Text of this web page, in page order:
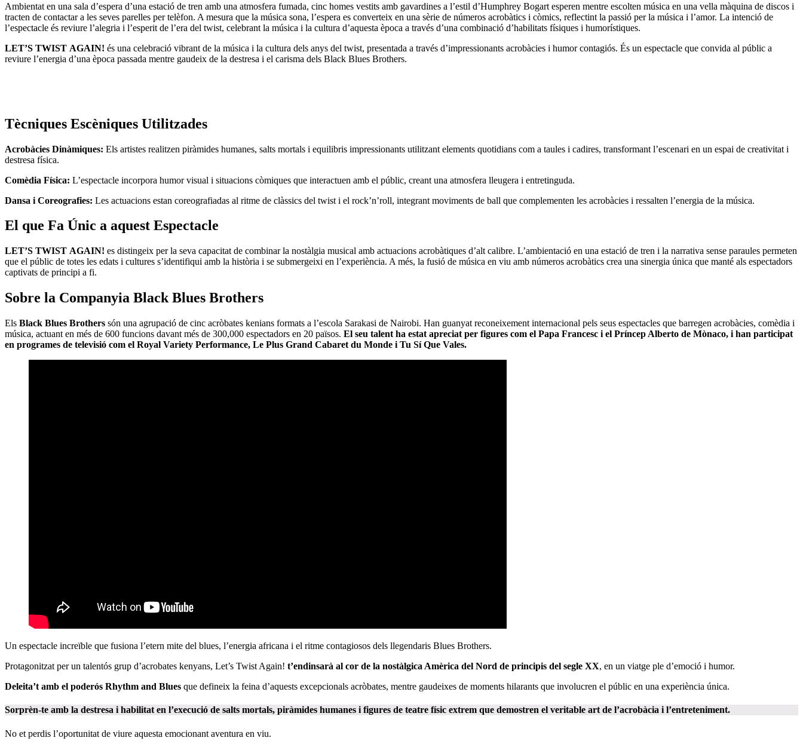
Ambientat en una sala d’espera d’una estació de tren amb una atmosfera fumada, cinc homes vestits amb gavardines a l’estil d’Humphrey Bogart esperen mentre escolten música en una vella màquina de discos i
tracten de contactar a les seves parelles per telèfon. A mesura que la música sona, l’espera es converteix en una sèrie de números acrobàtics i còmics, reflectint la passió per la música i l’amor. La intenció de
l’espectacle és reviure l’alegria i l’esperit de l’era del twist, celebrant la música i la cultura d’aquesta època a través d’una combinació d’habilitats físiques i humorístiques.
LET’S TWIST AGAIN! és una celebració vibrant de la música i la cultura dels anys del twist, presentada a través d’impressionants acrobàcies i humor contagiós. És un espectacle que convida al públic a
reviure l’energia d’una època passada mentre gaudeix de la destresa i el carisma dels Black Blues Brothers.
Tècniques Escèniques Utilitzades
Acrobàcies Dinàmiques: Els artistes realitzen piràmides humanes, salts mortals i equilibris impressionants utilitzant elements quotidians com a taules i cadires, transformant l’escenari en un espai de creativitat i
destresa física. ​
Comèdia Física: L’espectacle incorpora humor visual i situacions còmiques que interactuen amb el públic, creant una atmosfera lleugera i entretinguda.​
Dansa i Coreografies: Les actuacions estan coreografiadas al ritme de clàssics del twist i el rock’n’roll, integrant moviments de ball que complementen les acrobàcies i ressalten l’energia de la música.​
El que Fa Únic a aquest Espectacle
LET’S TWIST AGAIN! es distingeix per la seva capacitat de combinar la nostàlgia musical amb actuacions acrobàtiques d’alt calibre. L’ambientació en una estació de tren i la narrativa sense paraules permeten
que el públic de totes les edats i cultures s’identifiqui amb la història i se submergeixi en l’experiència. A més, la fusió de música en viu amb números acrobàtics crea una sinergia única que manté als espectadors
captivats de principi a fi.​
Sobre la Companyia Black Blues Brothers
Els Black Blues Brothers són una agrupació de cinc acròbates kenians formats a l’escola Sarakasi de Nairobi. Han guanyat reconeixement internacional pels seus espectacles que barregen acrobàcies, comèdia i
música, actuant en més de 600 funcions davant més de 300,000 espectadors en 20 països. El seu talent ha estat apreciat per figures com el Papa Francesc i el Príncep Alberto de Mònaco, i han participat
en programes de televisió com el Royal Variety Performance, Le Plus Grand Cabaret du Monde i Tu Sí Que Vales.
Un espectacle increïble que fusiona l’etern mite del blues, l’energia africana i el ritme contagiosos dels llegendaris Blues Brothers.
Protagonitzat per un talentós grup d’acrobates kenyans, Let’s Twist Again! t’endinsarà al cor de la nostàlgica Amèrica del Nord de principis del segle XX, en un viatge ple d’emoció i humor.
Deleita’t amb el poderós Rhythm and Blues que defineix la feina d’aquests excepcionals acròbates, mentre gaudeixes de moments hilarants que involucren el públic en una experiència única.
Sorprèn-te amb la destresa i habilitat en l’execució de salts mortals, piràmides humanes i figures de teatre físic extrem que demostren el veritable art de l’acrobàcia i l’entreteniment.
No et perdis l’oportunitat de viure aquesta emocionant aventura en viu.